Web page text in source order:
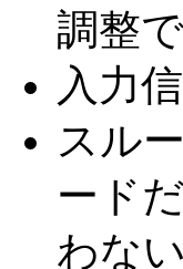
調整
入力
スル
ード
わない